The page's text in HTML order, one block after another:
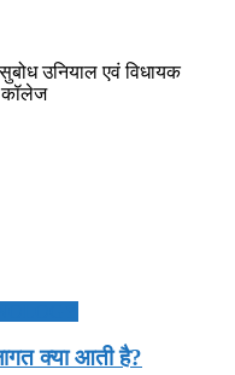
उनियाल एवं विधायक
कॉलेज
क्या आती है?